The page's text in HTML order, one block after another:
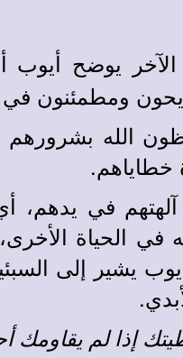
يوضح أيوب
ومطمئنون في
الله
خطاياهم.
آلهتهم في
في الحياة
يشير إلى
إذا لم يقاومك